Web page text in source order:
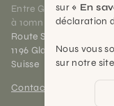
Entre Genève et
à 10mn de Nyon
Route Suisse 40
1196 Gland (VD)
Suisse
Contact et horaires
sur « En
déclaration
Nous vous
sur notre